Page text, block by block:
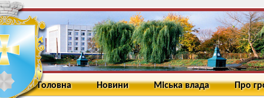
Головна Новини Міська влада Про